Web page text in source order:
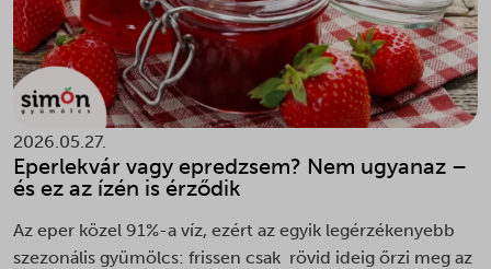
2026.05.27.
Eperlekvár vagy epredzsem? Nem ugyanaz –
és ez az ízén is érződik
Az eper közel 91%-a víz, ezért az egyik legérzékenyebb
szezonális gyümölcs: frissen csak rövid ideig őrzi meg az
ba_vid*
banner_multi_attempt
cart_currency*
cfw_cart_hash
chatbase_anon_id
galleryGoodAppsCurrentShownPerMonth
galleryGoodAppsStartDatePerDay